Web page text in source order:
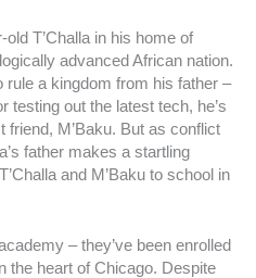
T’Challa in his home of
advanced African nation.
rule a kingdom from his father –
testing out the latest tech, he’s
friend, M’Baku. But as conflict
father makes a startling
and M’Baku to school in
– they’ve been enrolled
the heart of Chicago. Despite